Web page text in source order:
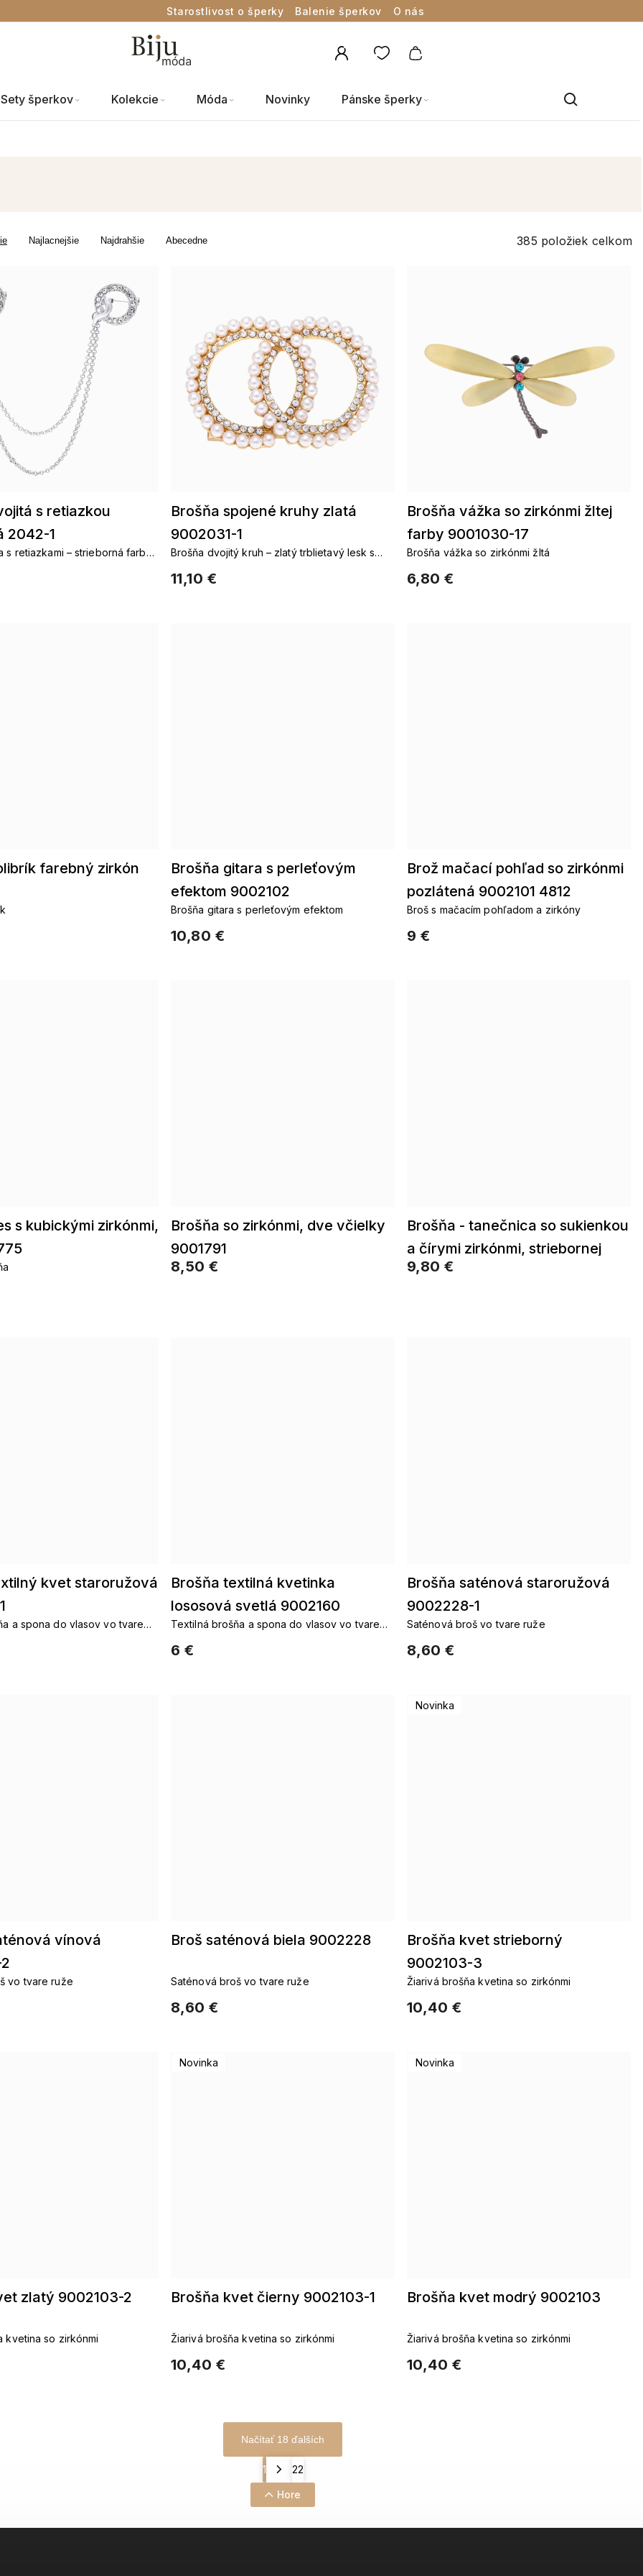
Starostlivost o šperky Balenie šperkov O nás
Sety šperkov Kolekcie Móda Novinky Pánske šperky
Najlacnejšie Najdrahšie Abecedne 385 položiek celkom
s retiazkou
2042-1
s retiazkami – strieborná farba,
Brošňa spojené kruhy zlatá
9002031-1
11,10 €
Brošňa dvojitý kruh – zlatý trblietavý lesk s
Brošňa vážka so zirkónmi žltej
farby 9001030-17
6,80 €
Brošňa vážka so zirkónmi žltá
farebný zirkón
Brošňa gitara s perleťovým
efektom 9002102
10,80 €
Brošňa gitara s perleťovým efektom
Brož mačací pohľad so zirkónmi
pozlátená 9002101 4812
9 €
Broš s mačacím pohľadom a zirkóny
s kubickými zirkónmi,
Brošňa so zirkónmi, dve včielky
9001791
8,50 €
Brošňa - tanečnica so sukienkou
a čírymi zirkónmi, striebornej
farby
9,80 €
kvet staroružová
a spona do vlasov vo tvare
Brošňa textilná kvetinka
lososová svetlá 9002160
6 €
Textilná brošňa a spona do vlasov vo tvare
Brošňa saténová staroružová
9002228-1
8,60 €
Saténová broš vo tvare ruže
vínová
vo tvare ruže
Broš saténová biela 9002228
8,60 €
Saténová broš vo tvare ruže
Novinka
Brošňa kvet strieborný
9002103-3
10,40 €
Žiarivá brošňa kvetina so zirkónmi
zlatý 9002103-2
kvetina so zirkónmi
Novinka
Brošňa kvet čierny 9002103-1
10,40 €
Žiarivá brošňa kvetina so zirkónmi
Novinka
Brošňa kvet modrý 9002103
10,40 €
Žiarivá brošňa kvetina so zirkónmi
Načítať 18 ďalších
1 22
Hore